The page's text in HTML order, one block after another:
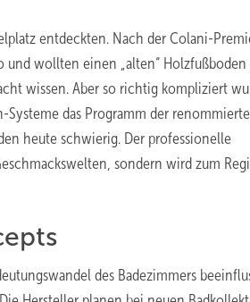
entdeckten. Nach der Colani-
wollten einen „alten“ Holzfußboden
wissen. Aber so richtig kompliziert
Systeme das Programm der
heute schwierig. Der professionelle
sondern wird zum
des Badezimmers